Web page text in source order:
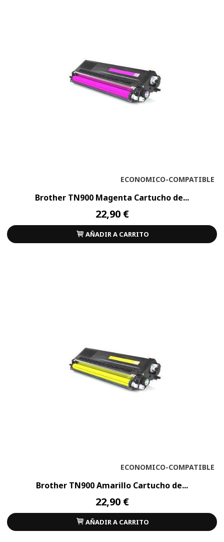
ECONOMICO-COMPATIBLE
Brother TN900 Magenta Cartucho de...
22,90 €
AÑADIR A CARRITO
ECONOMICO-COMPATIBLE
Brother TN900 Amarillo Cartucho de...
22,90 €
AÑADIR A CARRITO